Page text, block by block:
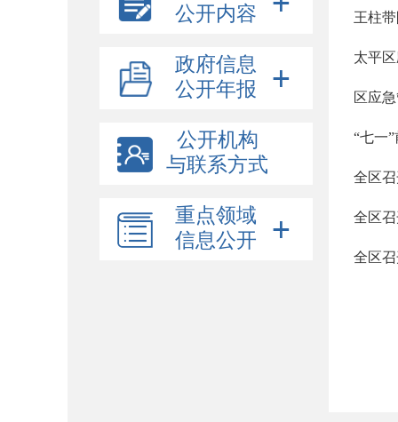
公开内容
政府信息
公开年报
公开机构
与联系方式
重点领域
信息公开
王柱
区应
“七一
全区
全区
全区